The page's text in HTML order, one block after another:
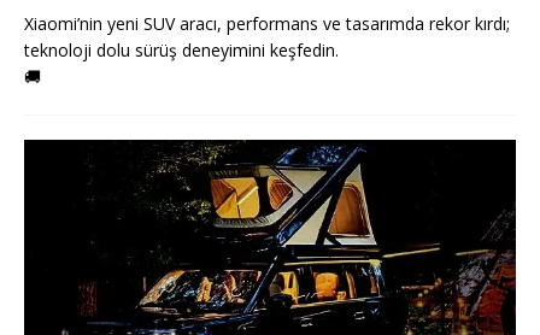
Xiaomi’nin yeni SUV aracı, performans ve tasarımda rekor kırdı;
teknoloji dolu sürüş deneyimini keşfedin.
🚚